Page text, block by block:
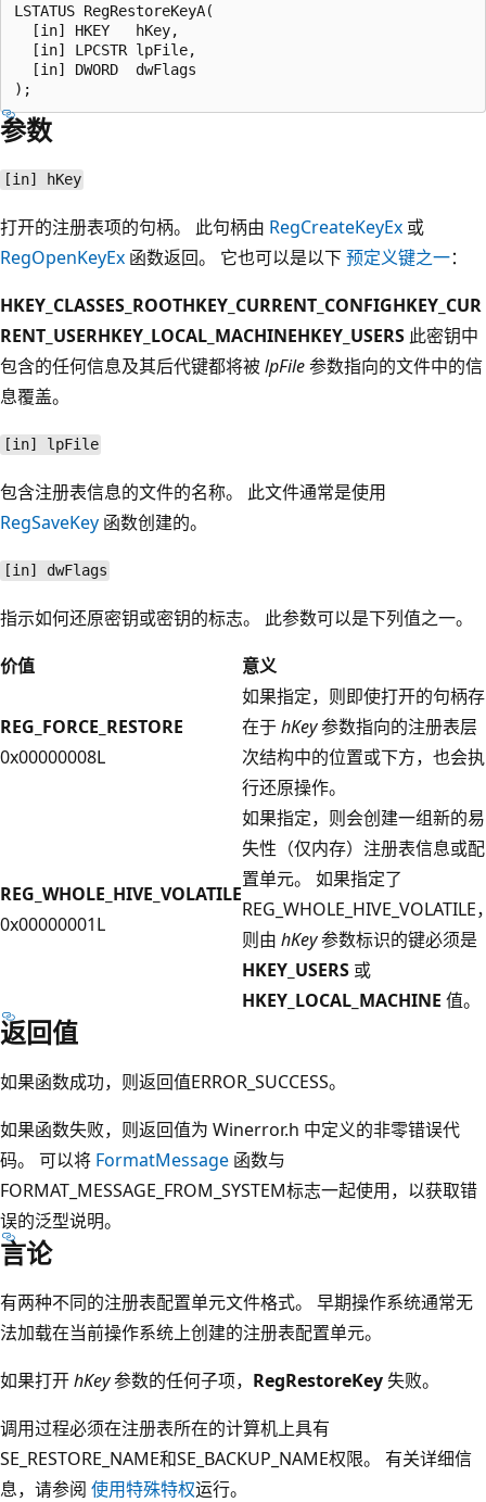
LSTATUS RegRestoreKeyA(
  [in] HKEY   hKey,
  [in] LPCSTR lpFile,
  [in] DWORD  dwFlags
参数
[in] hKey
打开的注册表项的句柄。 此句柄由 RegCreateKeyEx 或
RegOpenKeyEx 函数返回。 它也可以是以下预定义键之一：
HKEY_CLASSES_ROOTHKEY_CURRENT_CONFIGHKEY_CUR
RENT_USERHKEY_LOCAL_MACHINEHKEY_USERS 此密钥中
包含的任何信息及其后代键都将被lpFile参数指向的文件中的信
息覆盖。
[in] lpFile
包含注册表信息的文件的名称。 此文件通常是使用
RegSaveKey 函数创建的。
[in] dwFlags
指示如何还原密钥或密钥的标志。 此参数可以是下列值之一。
价值
意义
REG_FORCE_RESTORE
0x00000008L
如果指定，则即使打开的句柄存
在于hKey参数指向的注册表层
次结构中的位置或下方，也会执
行还原操作。
REG_WHOLE_HIVE_VOLATILE
0x00000001L
如果指定，则会创建一组新的易
失性（仅内存）注册表信息或配
置单元。 如果指定了
REG_WHOLE_HIVE_VOLATILE
则由 hKey参数标识的键必须是
HKEY_USERS 或
HKEY_LOCAL_MACHINE 值。
返回值
如果函数成功，则返回值ERROR_SUCCESS。
如果函数失败，则返回值为 Winerror.h 中定义的非零错误代
码。 可以将 FormatMessage 函数与
FORMAT_MESSAGE_FROM_SYSTEM标志一起使用，以获取错
误的泛型说明。
言论
有两种不同的注册表配置单元文件格式。 早期操作系统通常无
法加载在当前操作系统上创建的注册表配置单元。
如果打开hKey参数的任何子项， RegRestoreKey失败。
调用过程必须在注册表所在的计算机上具有
SE_RESTORE_NAME和SE_BACKUP_NAME权限。 有关详细信
息，请参阅 使用特殊特权运行。